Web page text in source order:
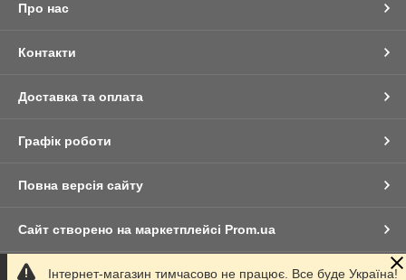
Про нас
Контакти
Доставка та оплата
Графік роботи
Повна версія сайту
Сайт створено на маркетплейсі Prom.ua
Політика конфіденційності
Інтернет-магазин тимчасово не працює. Все буде Україна!